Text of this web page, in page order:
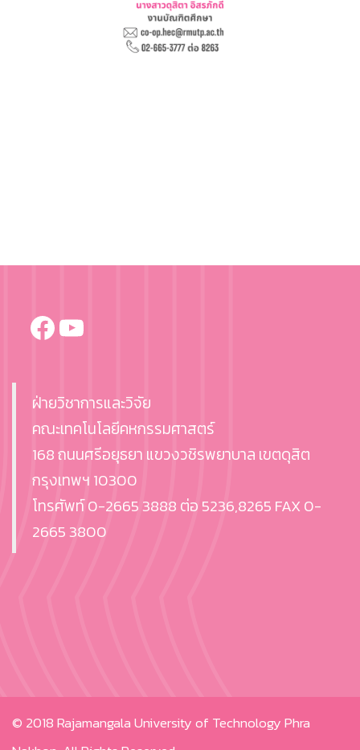
Facebook
YouTube
ฝ่ายวิชาการและวิจัย
คณะเทคโนโลยีคหกรรมศาสตร์
168 ถนนศรีอยุธยา แขวงวชิรพยาบาล เขตดุสิต
กรุงเทพฯ 10300
โทรศัพท์ 0-2665 3888 ต่อ 5236,8265 FAX 0-
2665 3800
© 2018Rajamangala University of Technology Phra